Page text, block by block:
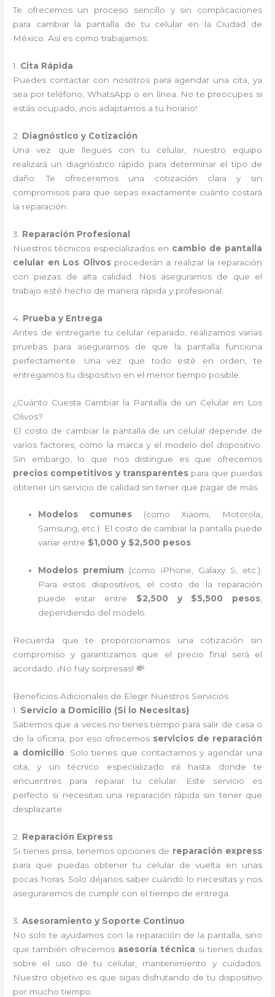
Te ofrecemos un proceso sencillo y sin complicaciones
para cambiar la pantalla de tu celular en la Ciudad de
México. Así es como trabajamos:
1. Cita Rápida
Puedes contactar con nosotros para agendar una cita, ya
sea por teléfono, WhatsApp o en línea. No te preocupes si
estás ocupado, ¡nos adaptamos a tu horario!
2. Diagnóstico y Cotización
Una vez que llegues con tu celular, nuestro equipo
realizará un diagnóstico rápido para determinar el tipo de
daño. Te ofreceremos una cotización clara y sin
compromisos para que sepas exactamente cuánto costará
la reparación.
3. Reparación Profesional
Nuestros técnicos especializados en cambio de pantalla
celular en Los Olivos procederán a realizar la reparación
con piezas de alta calidad. Nos aseguramos de que el
trabajo esté hecho de manera rápida y profesional.
4. Prueba y Entrega
Antes de entregarte tu celular reparado, realizamos varias
pruebas para asegurarnos de que la pantalla funciona
perfectamente. Una vez que todo esté en orden, te
entregamos tu dispositivo en el menor tiempo posible.
¿Cuánto Cuesta Cambiar la Pantalla de un Celular en Los
Olivos?
El costo de cambiar la pantalla de un celular depende de
varios factores, como la marca y el modelo del dispositivo.
Sin embargo, lo que nos distingue es que ofrecemos
precios competitivos y transparentes para que puedas
obtener un servicio de calidad sin tener que pagar de más.
Modelos comunes(como Xiaomi, Motorola,
Samsung, etc.): El costo de cambiar la pantalla puede
variar entre $1,000 y $2,500 pesos.
Modelos premium (como iPhone, Galaxy S, etc.):
Para estos dispositivos, el costo de la reparación
puede estar entre $2,500 y $5,500 pesos,
dependiendo del modelo.
Recuerda que te proporcionamos una cotización sin
compromiso y garantizamos que el precio final será el
acordado. ¡No hay sorpresas! 💸
Beneficios Adicionales de Elegir Nuestros Servicios
1. Servicio a Domicilio (Si lo Necesitas)
Sabemos que a veces no tienes tiempo para salir de casa o
de la oficina, por eso ofrecemos servicios de reparación
a domicilio . Solo tienes que contactarnos y agendar una
cita, y un técnico especializado irá hasta donde te
encuentres para reparar tu celular. Este servicio es
perfecto si necesitas una reparación rápida sin tener que
desplazarte.
2. Reparación Express
Si tienes prisa, tenemos opciones de reparación express
para que puedas obtener tu celular de vuelta en unas
pocas horas. Solo déjanos saber cuándo lo necesitas y nos
aseguraremos de cumplir con el tiempo de entrega.
3.Asesoramiento y Soporte Continuo
No solo te ayudamos con la reparación de la pantalla, sino
que también ofrecemos asesoría técnica si tienes dudas
sobre el uso de tu celular, mantenimiento y cuidados.
Nuestro objetivo es que sigas disfrutando de tu dispositivo
por mucho tiempo.